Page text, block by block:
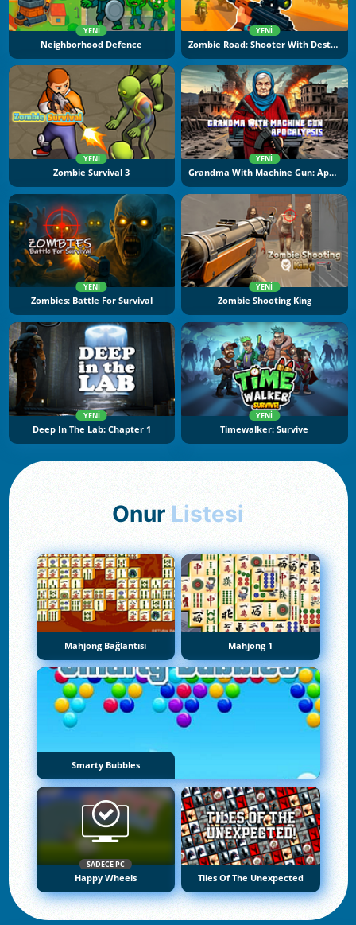
YENI
Neighborhood Defence
YENI
Zombie Road: Shooter With Destruction
YENI
Zombie Survival 3
YENI
Grandma With Machine Gun: Apocalypsis
YENI
Zombies: Battle For Survival
YENI
Zombie Shooting King
YENI
Deep In The Lab: Chapter 1
YENI
Timewalker: Survive
Onur Listesi
Mahjong Bağlantısı Mahjong 1
Smarty Bubbles
SADECE PC
Happy Wheels Tiles Of The Unexpected